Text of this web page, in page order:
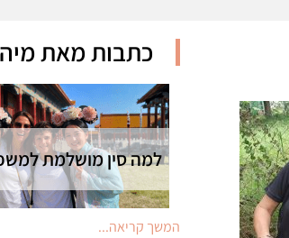
כתבות מאת
למה סין מושלמת
המשך קריאה...